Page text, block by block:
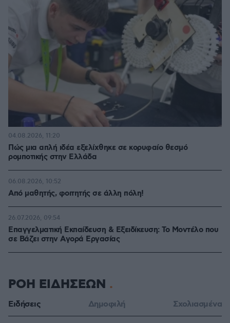
Πώς μια απλή ιδέα εξελίχθηκε σε κορυφαίο θεσμό
ρομποτικής στην Ελλάδα
04.08.2026, 11:20
Από μαθητής, φοιτητής σε άλλη πόλη!
06.08.2026, 10:52
Επαγγελματική Εκπαίδευση & Εξειδίκευση: Το Mοντέλο που
σε Bάζει στην Aγορά Eργασίας
26.07.2026, 09:54
ΡΟΗ ΕΙΔΗΣΕΩΝ
Ειδήσεις Δημοφιλή Σχολιασμένα